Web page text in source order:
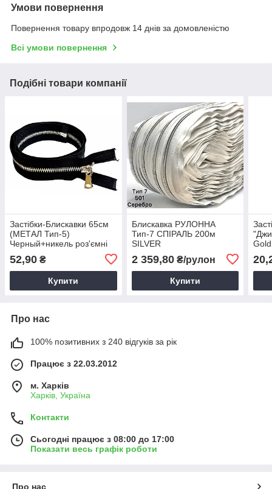
Умови повернення
Повернення товару впродовж 14 днів за домовленістю
Всі умови повернення
Подібні товари компанії
Застібки-Блискавки 65см
(МЕТАЛ Тип-5)
Черный+никель роз'ємні
52,90 ₴
Купити
Блискавка РУЛОННА
Тип-7 СПІРАЛЬ 200м
SILVER
2 359,80₴/рулон
Купити
Про нас
100% позитивних з 240 відгуків за рік
Працює з 22.03.2012
м. Харків
Харків, Україна
Контакти
Сьогодні працює з 08:00 до 17:00
Показати весь графік роботи
Про нас